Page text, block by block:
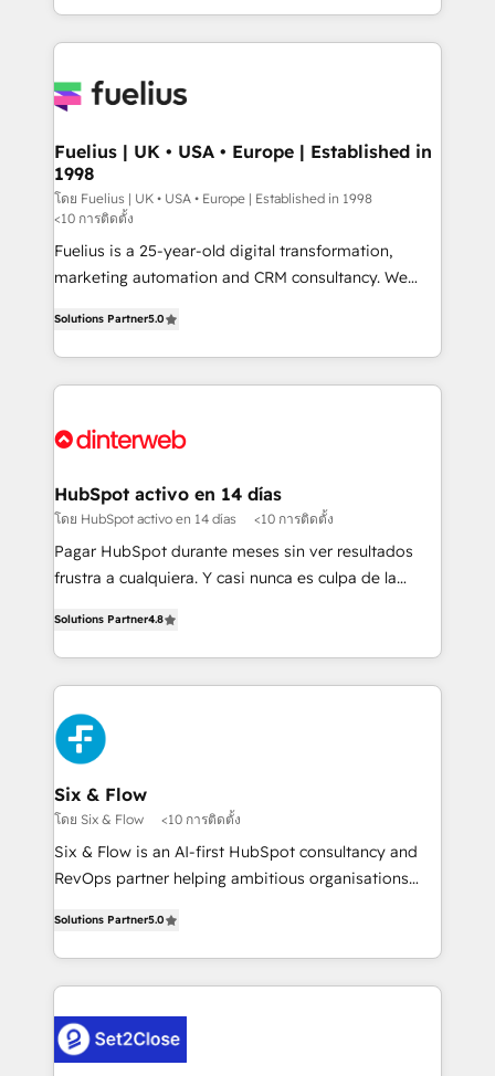
environments, optimise what you've got and make
sure you can actually use it, build your website in
for you and execute it on HubSpot. We are on the
framework, meaning we've been accredited by
HubSpot and vetted by the CCS, which means we
can support public sector companies as well the
other ones listed in our profile. Our services: -
HubSpot implementation - HubSpot CMS website
build We can do lots of things. But everything we do
relationships with customers - Make better
decisions with data - Find a new voice and reach
investment
Fuelius | UK • USA • Europe | Established in
1998
โดย Fuelius | UK • USA • Europe | Established in 1998
<10 การติดตั้ง
Fuelius is a 25-year-old digital transformation,
marketing automation and CRM consultancy. We
maximise their return from digital and fuel their
growth. We modernise platforms, streamline
operations that are causing inefficiencies, improve
supercharge revenue operations Key services: • CRM
Transformation / Web Development • RevOps &
Sales Consulting • Marketing Automation What
makes us different? 🚀 Top 0.5% of global HubSpot
agencies ⚙️ The strongest technical ability and
partners who will embed ourselves into your
business, processes and systems 🏢 We specialise in
complex use cases 🏆 CRM Implementation,
Platform Enablement, Custom Integration and
Certified
Solutions Partner5.0
HubSpot activo en 14 días
โดย HubSpot activo en 14 días <10 การติดตั้ง
Pagar HubSpot durante meses sin ver resultados
frustra a cualquiera. Y casi nunca es culpa de la
casos de uso: cada uno resuelve un problema
concreto de tu operación en HubSpot. La entrega
toma de 1 a 3 semanas por caso, abordamos varios
en paralelo cuando tiene sentido, y siempre
confirmamos resultados antes de seguir avanzando.
Empiezas a ver resultados antes de que termine el
mes. 🏆 HubSpot Partner of the Year 2022, máximo
reconocimiento del ecosistema. Elite Solutions
Partner, el nivel más alto. +700 clientes
Hospital ABC, Hogares Unión, Yves Rocher,
MacStore, Café Britt, Bella Piel, confiaron en
respuestas para empezar. Te ayudamos a identificar
el primer caso de uso que más impacto te dará.
Solutions Partner4.8
Six & Flow
โดย Six & Flow <10 การติดตั้ง
Six & Flow is an AI-first HubSpot consultancy and
RevOps partner helping ambitious organisations
Operating across the UK, Netherlands, Ireland, and
Canada, we’ve delivered thousands of successful
HubSpot projects for mid-market and enterprise
combine HubSpot, data, and AI to design connected
go-to-market systems that align people, process,
Solutions Partner5.0